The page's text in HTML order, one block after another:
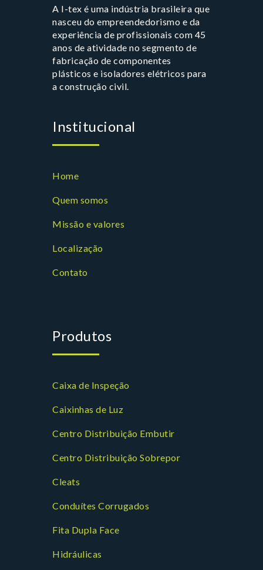
A I-tex é uma indústria brasileira que
nasceu do empreendedorismo e da
experiência de profissionais com 45
anos de atividade no segmento de
fabricação de componentes
plásticos e isoladores elétricos para
a construção civil.
Institucional
Home
Quem somos
Missão e valores
Localização
Contato
Produtos
Caixa de Inspeção
Caixinhas de Luz
Centro Distribuição Embutir
Centro Distribuição Sobrepor
Cleats
Conduítes Corrugados
Fita Dupla Face
Hidráulicas